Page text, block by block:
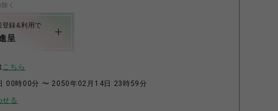
く
録&利用で
呈
こちら
00時00分 〜 2050年02月14日 23時59分
せる